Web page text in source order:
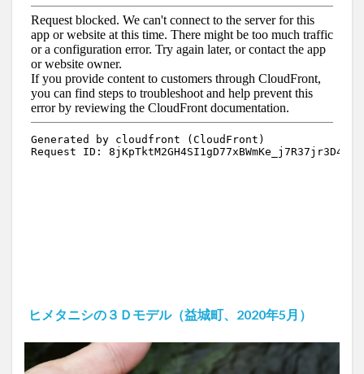
ヒメタニシの３Ｄモデル（益城町、2020年5月）